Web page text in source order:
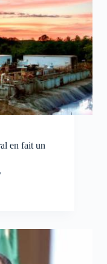
en fait un